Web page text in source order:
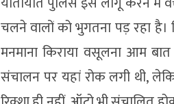
चलने वालों को भुगतना पड़ रहा
मनमाना किराया वसूलना आम
संचालन पर यहां रोक लगी थी,